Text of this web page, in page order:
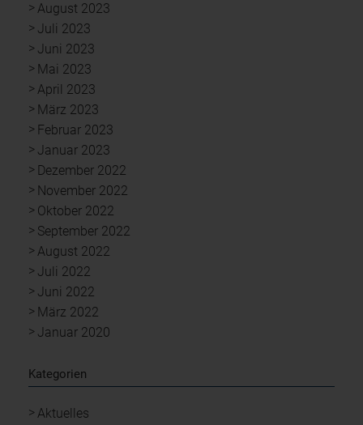
August 2023
Juli 2023
Juni 2023
Mai 2023
April 2023
März 2023
Februar 2023
Januar 2023
Dezember 2022
November 2022
Oktober 2022
September 2022
August 2022
Juli 2022
Juni 2022
März 2022
Januar 2020
Kategorien
Aktuelles